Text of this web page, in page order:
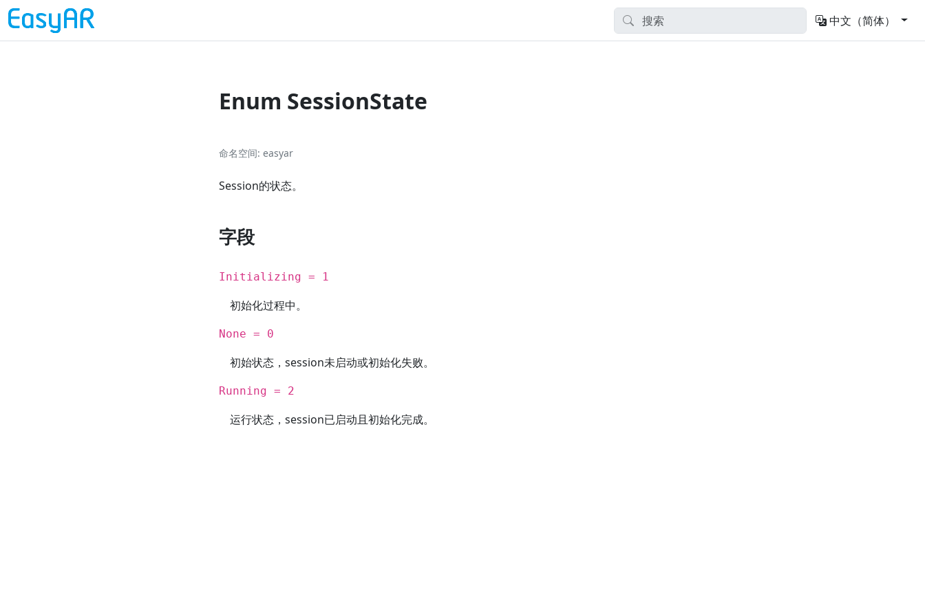
中文（简体）
Enum SessionState
命名空间 easyar
Session的状态。
字段
Initializing = 1
初始化过程中。
None = 0
初始状态，session未启动或初始化失败。
Running = 2
运行状态，session已启动且初始化完成。